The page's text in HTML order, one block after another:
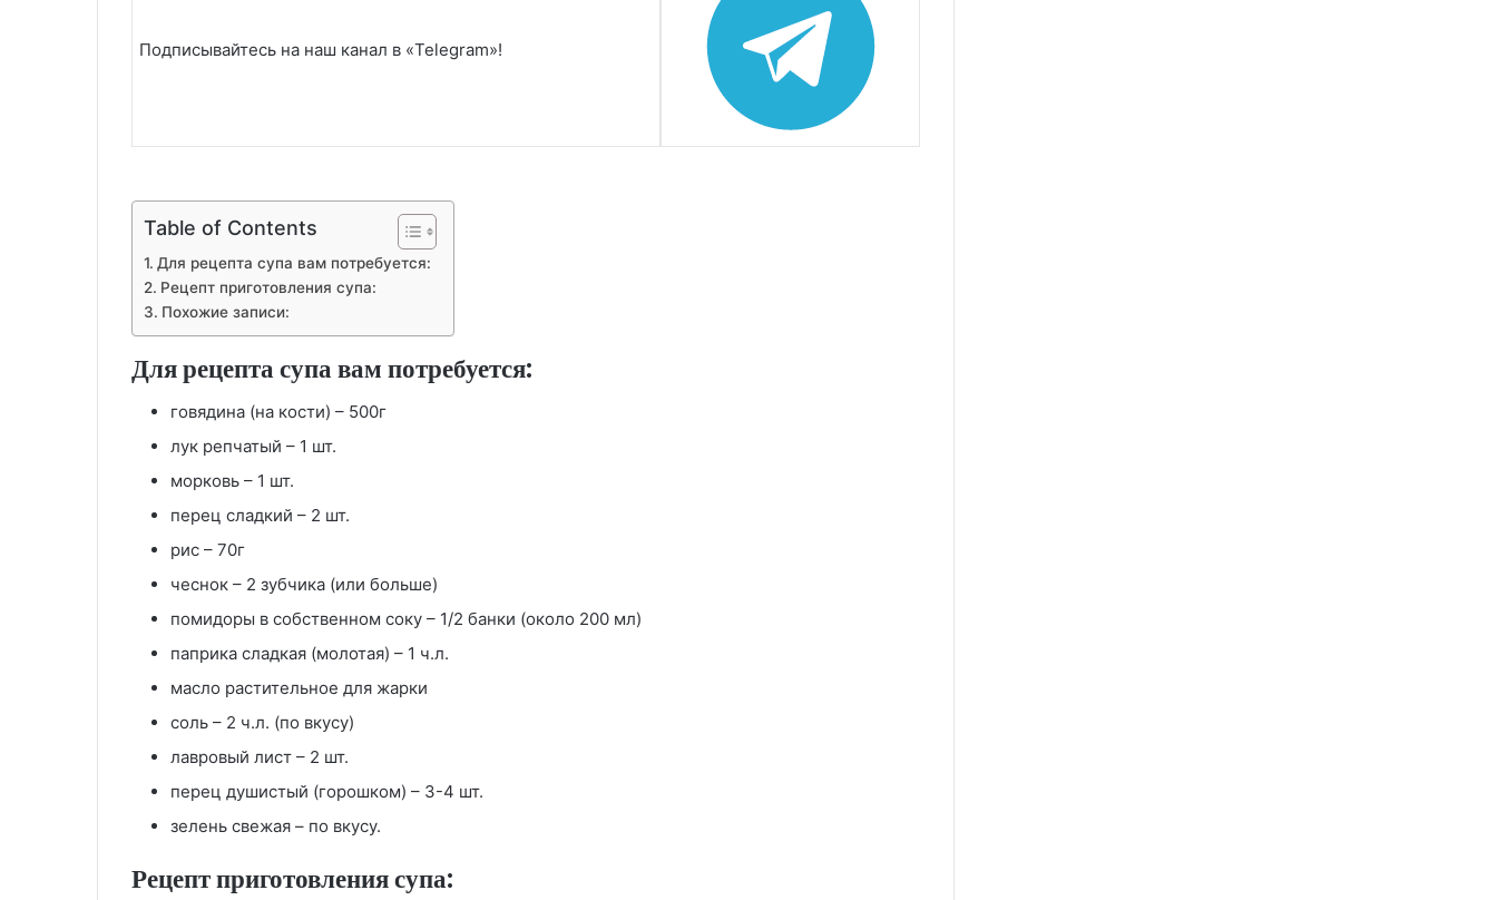
Подписывайтесь на наш канал в «Telegram»!
Table of Contents
Для рецепта супа вам потребуется:
Рецепт приготовления супа:
Похожие записи:
Для рецепта супа вам потребуется:
говядина (на кости) – 500г
лук репчатый – 1 шт.
морковь – 1 шт.
перец сладкий – 2 шт.
рис – 70г
чеснок – 2 зубчика (или больше)
помидоры в собственном соку – 1/2 банки (около 200 мл)
паприка сладкая (молотая) – 1 ч.л.
масло растительное для жарки
соль – 2 ч.л. (по вкусу)
лавровый лист – 2 шт.
перец душистый (горошком) – 3-4 шт.
зелень свежая – по вкусу.
Рецепт приготовления супа: